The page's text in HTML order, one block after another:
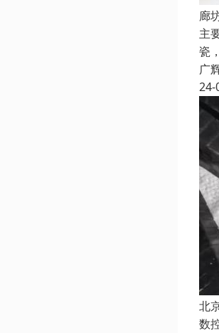
廊
主
瓷
广
24-
北
数